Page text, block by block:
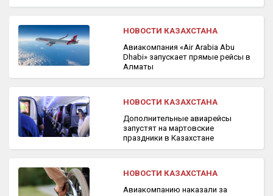
НОВОСТИ КАЗАХСТАНА
Авиакомпания «Air Arabia Abu
Dhabi» запускает прямые рейсы в
Алматы
НОВОСТИ КАЗАХСТАНА
Дополнительные авиарейсы
запустят на мартовские
праздники в Казахстане
НОВОСТИ КАЗАХСТАНА
Авиакомпанию наказали за